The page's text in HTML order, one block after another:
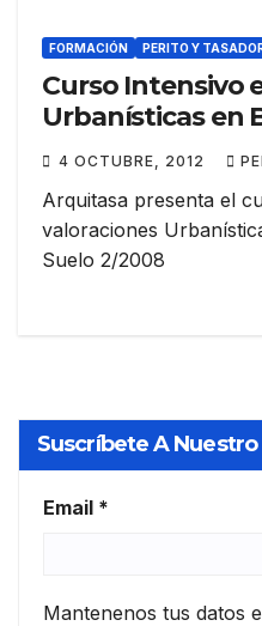
FORMACIÓN PERITO Y
Curso Intensivo
Urbanísticas en
4 OCTUBRE, 2012
Arquitasa presenta el
valoraciones
Suelo 2/2008
Suscríbete A
Email *
Mantenenos tus datos